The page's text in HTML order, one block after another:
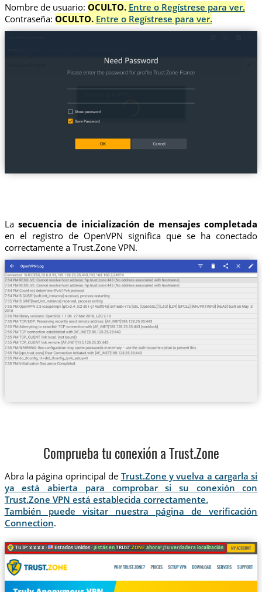
Nombre de usuario: OCULTO. Entre o Regístrese para ver.
Contraseña: OCULTO. Entre o Regístrese para ver.
La secuencia de inicialización de mensajes completada
en el registro de OpenVPN significa que se ha conectado
correctamente a Trust.Zone VPN.
Comprueba tu conexión a Trust.Zone
Abra la página oprincipal de Trust.Zone y vuelva a cargarla si
ya está abierta para comprobar si su conexión con
Trust.Zone VPN está establecida correctamente.
También puede visitar nuestra página de verificación
Connection.
Tu IP: x.x.x.x · Estados Unidos ·¡Estás enTRUST.ZONE ahora! ¡Tu verdadera localización está oculta!